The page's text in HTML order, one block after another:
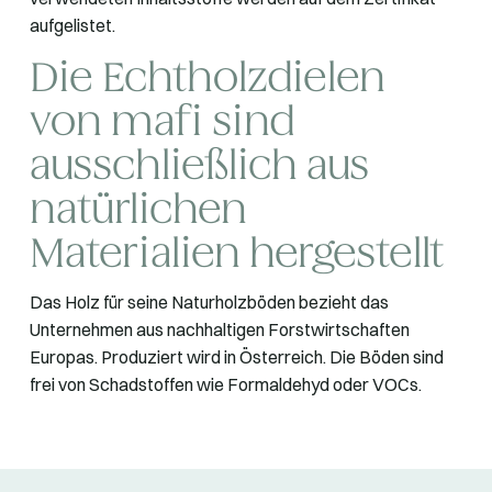
aufgelistet.
Die Echtholzdielen
von mafi sind
ausschließlich aus
natürlichen
Materialien hergestellt
Das Holz für seine Naturholzböden bezieht das
Unternehmen aus nachhaltigen Forstwirtschaften
Europas. Produziert wird in Österreich. Die Böden sind
frei von Schadstoffen wie Formaldehyd oder VOCs.